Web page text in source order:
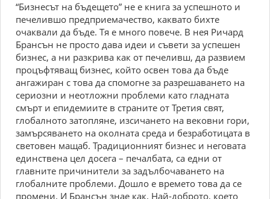
“Бизнесът на бъдещето” не е книга за успешното и
печелившо предприемачество, каквато бихте
очаквали да бъде. Тя е много повече. В нея Ричард
Брансън не просто дава идеи и съвети за успешен
бизнес, а ни разкрива как от печеливш, да развием
процъфтяващ бизнес, който освен това да бъде
ангажиран с това да спомогне за разрешаването на
сериозни и неотложни проблеми като гладната
смърт и епидемиите в страните от Третия свят,
глобалното затопляне, изсичането на вековни гори,
замърсяването на околната среда и безработицата в
световен мащаб. Традиционният бизнес и неговата
единствена цел досега – печалбата, са едни от
главните причинители за задълбочаването на
глобалните проблеми. Дошло е времето това да се
промени. И Брансън знае как. Най-доброто, което